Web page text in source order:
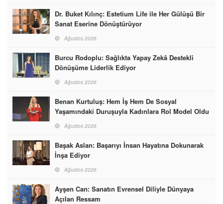
Dr. Buket Kılınç: Estetium Life ile Her Gülüşü Bir
Sanat Eserine Dönüştürüyor
Ağustos 2026
Burcu Rodoplu: Sağlıkta Yapay Zekâ Destekli
Dönüşüme Liderlik Ediyor
Ağustos 2026
Benan Kurtuluş: Hem İş Hem De Sosyal
Yaşamındaki Duruşuyla Kadınlara Rol Model Oldu
Ağustos 2026
Başak Aslan: Başarıyı İnsan Hayatına Dokunarak
İnşa Ediyor
Ağustos 2026
Ayşen Can: Sanatın Evrensel Diliyle Dünyaya
Açılan Ressam